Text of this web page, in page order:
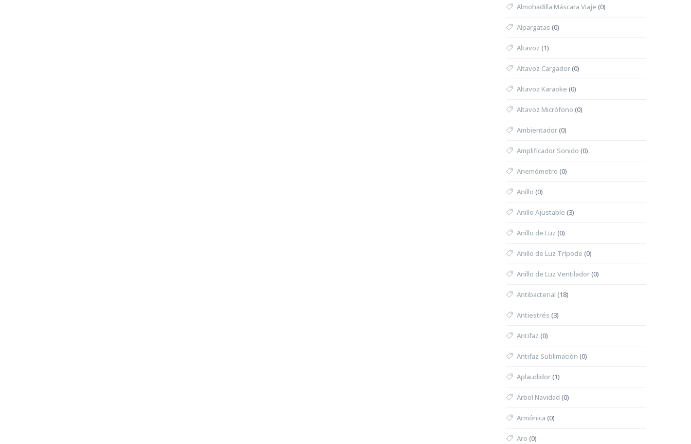
Almohadilla Máscara Viaje (0)
Alpargatas (0)
Altavoz (1)
Altavoz Cargador(0)
Altavoz Karaoke (0)
Altavoz Micrófono (0)
Ambientador(0)
Amplificador Sonido (0)
Anemómetro (0)
Anillo (0)
Anillo Ajustable (3)
Anillo de Luz (0)
Anillo de Luz Trípode (0)
Anillo de Luz Ventilador(0)
Antibacterial (18)
Antiestrés (3)
Antifaz (0)
Antifaz Sublimación (0)
Aplaudidor(1)
Árbol Navidad (0)
Armónica (0)
Aro (0)